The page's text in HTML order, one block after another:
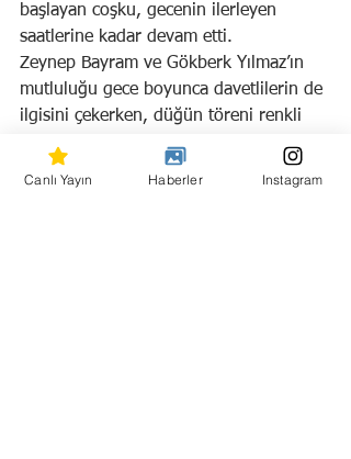
başlayan coşku, gecenin ilerleyen
saatlerine kadar devam etti.
Zeynep Bayram ve Gökberk Yılmaz’ın
mutluluğu gece boyunca davetlilerin de
ilgisini çekerken, düğün töreni renkli
görüntülere sahne oldu.
Gece sonunda davetliler, genç çifte
Canlı Yayın Haberler Instagram